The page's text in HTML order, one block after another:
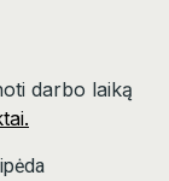
darbo laiką